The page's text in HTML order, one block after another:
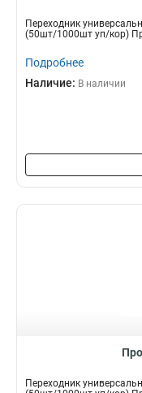
Переходник
(50шт/1000шт уп/кор)
Подробнее
Наличие: В наличии
Переходник